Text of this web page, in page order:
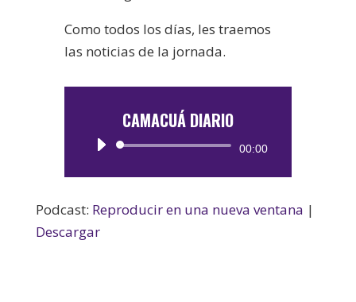
Como todos los días, les traemos
las noticias de la jornada.
CAMACUÁ DIARIO
Reproductor
00:00
Podcast: Reproducir en una nueva ventana |
Descargar